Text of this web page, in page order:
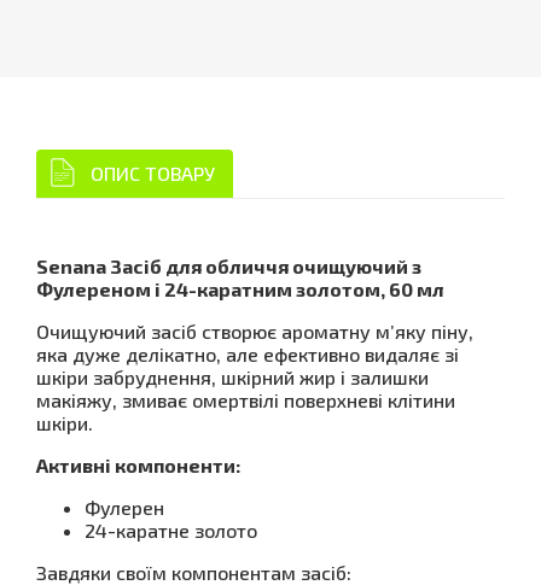
ОПИС ТОВАРУ
Senana Засіб для обличчя очищуючий з
Фулереном і 24-каратним золотом, 60 мл
Очищуючий засіб створює ароматну м’яку піну,
яка дуже делікатно, але ефективно видаляє зі
шкіри забруднення, шкірний жир і залишки
макіяжу, змиває омертвілі поверхневі клітини
шкіри.
Активні компоненти:
Фулерен
24-каратне золото
Завдяки своїм компонентам засіб: